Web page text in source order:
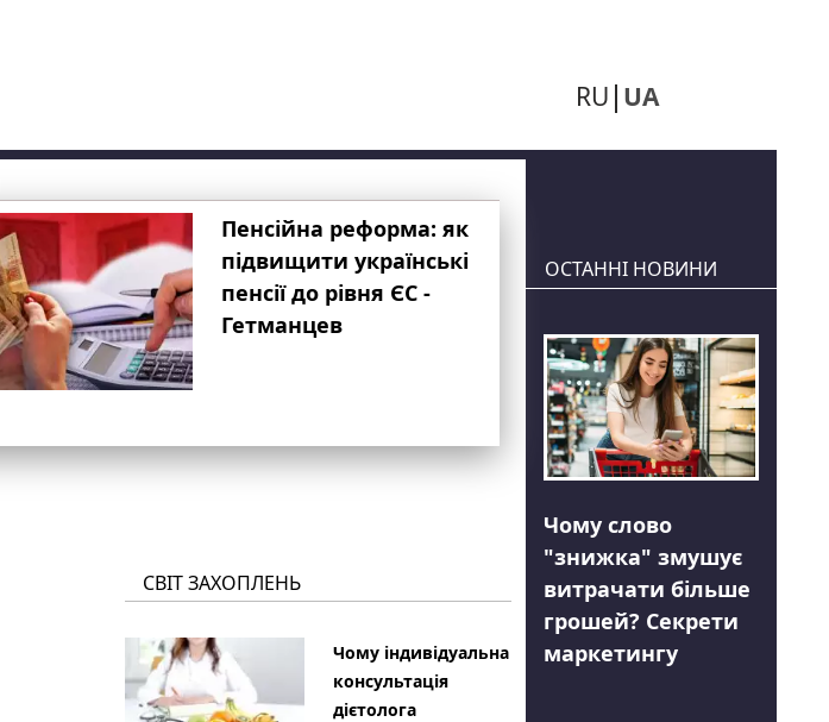
RU UA
Пенсійна реформа: як
підвищити українські
пенсії до рівня ЄС -
Гетманцев
СВІТ ЗАХОПЛЕНЬ
Чому індивідуальна
консультація
дієтолога
ОСТАННІ НОВИНИ
Чому слово
"знижка" змушує
витрачати більше
грошей? Секрети
маркетингу